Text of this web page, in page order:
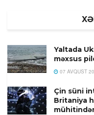
Yaltada
məxsus
07 AVQUST
Çin süni
Britaniya